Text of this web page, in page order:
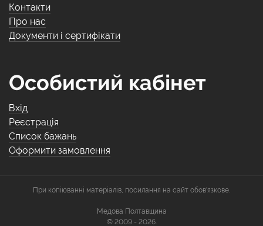
Контакти
Про нас
Документи і сертифікати
Особистий кабінет
Вхід
Реєстрація
Список бажань
Оформити замовлення
При копіюванні матеріалів, посилання на сайт обов'язкове.
Медова Полтавщина
© 2009 - 2026.